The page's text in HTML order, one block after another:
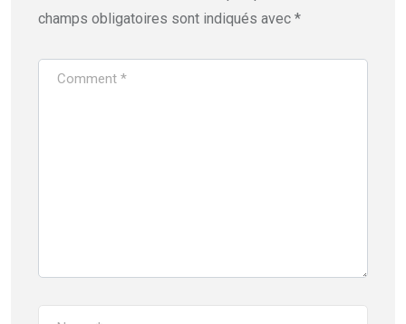
champs obligatoires sont indiqués avec *